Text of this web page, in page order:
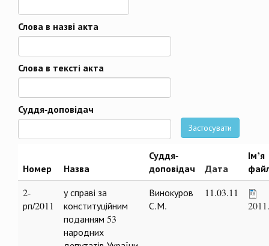
Дата
Слова в назві акта
Слова в тексті акта
Суддя-доповідач
Застосувати
Номер Назва
Суддя-
доповідач
Дата
Ім’я
2-
рп/2011
у справі за
конституційним
поданням 53
народних
Винокуров
С.М.
11.03.11